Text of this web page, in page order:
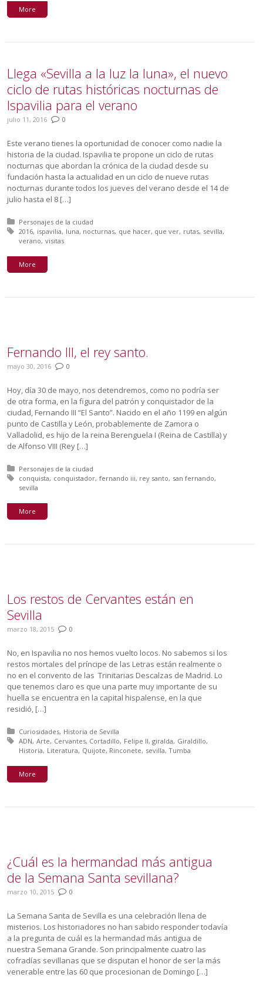
More
Llega «Sevilla a la luz la luna», el nuevo
ciclo de rutas históricas nocturnas de
Ispavilia para el verano
julio 11, 2016 0
Este verano tienes la oportunidad de conocer como nadie la
historia de la ciudad. Ispavilia te propone un ciclo de rutas
nocturnas que abordan la crónica de la ciudad desde su
fundación hasta la actualidad en un ciclo de nueve rutas
nocturnas durante todos los jueves del verano desde el 14 de
julio hasta el 8 […]
Posted in:
Personajes de la ciudad
Tagged with:
2016 ispavilia luna nocturnas que hacer que ver rutas sevilla
verano visitas
More
Fernando III, el rey santo.
mayo 30, 2016 0
Hoy, día 30 de mayo, nos detendremos, como no podría ser
de otra forma, en la figura del patrón y conquistador de la
ciudad, Fernando III “El Santo”. Nacido en el año 1199 en algún
punto de Castilla y León, probablemente de Zamora o
Valladolid, es hijo de la reina Berenguela I (Reina de Castilla) y
de Alfonso VIII (Rey […]
Posted in:
Personajes de la ciudad
Tagged with:
conquista conquistador fernando iii rey santo san fernando
sevilla
More
Los restos de Cervantes están en
Sevilla
marzo 18, 2015 0
No, en Ispavilia no nos hemos vuelto locos. No sabemos si los
restos mortales del príncipe de las Letras están realmente o
no en el convento de las Trinitarias Descalzas de Madrid. Lo
que tenemos claro es que una parte muy importante de su
huella se encuentra en la capital hispalense, en la que
residió, […]
Posted in:
Curiosidades Historia de Sevilla
Tagged with:
ADN Arte Cervantes Cortadillo Felipe II giralda Giraldillo
Historia Literatura Quijote Rinconete sevilla Tumba
More
¿Cuál es la hermandad más antigua
de la Semana Santa sevillana?
marzo 10, 2015 0
La Semana Santa de Sevilla es una celebración llena de
misterios. Los historiadores no han sabido responder todavía
a la pregunta de cuál es la hermandad más antigua de
nuestra Semana Grande. Son principalmente cuatro las
cofradías sevillanas que se disputan el honor de ser la más
venerable entre las 60 que procesionan de Domingo […]